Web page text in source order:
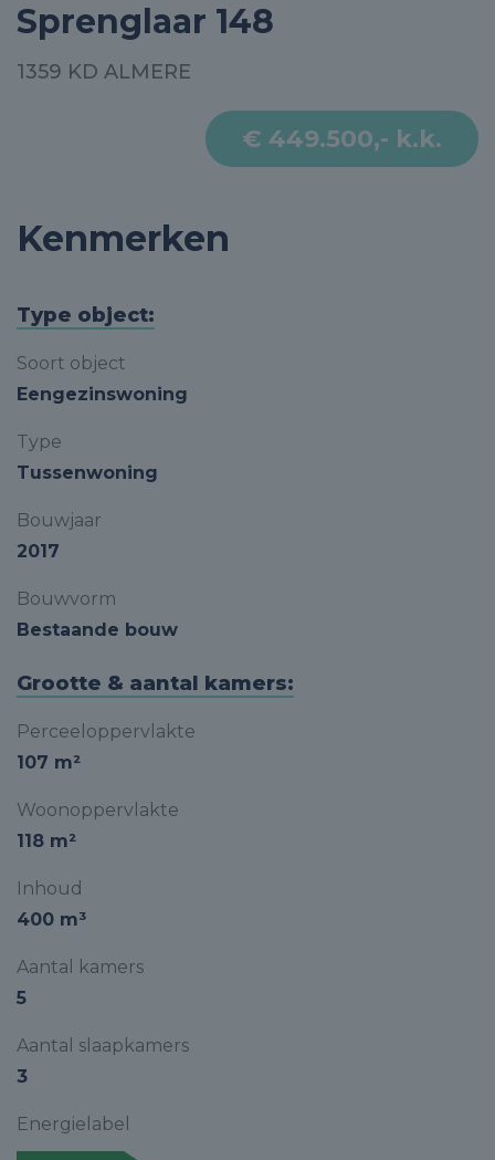
Sprenglaar 148
1359 KD ALMERE
€ 449.500,- k.k.
Kenmerken
Type object:
Soort object
Eengezinswoning
Type
Tussenwoning
Bouwjaar
2017
Bouwvorm
Bestaande bouw
Grootte & aantal kamers:
Perceeloppervlakte
107 m²
Woonoppervlakte
118 m²
Inhoud
400 m³
Aantal kamers
5
Aantal slaapkamers
3
Energielabel